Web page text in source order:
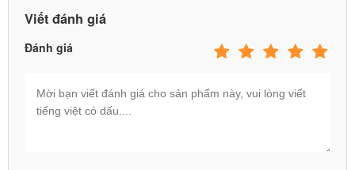
Viết đánh giá
Đánh giá